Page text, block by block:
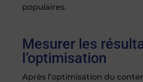
populaires.
Mesurer les
l’optimisation
Après l’optimisation du